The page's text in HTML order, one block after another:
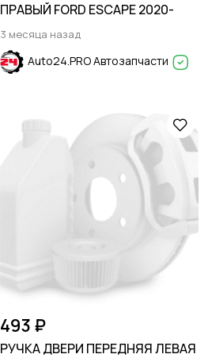
ПРАВЫЙ FORD ESCAPE 2020-
3 месяца назад
Auto24.PRO Автозапчасти
493 ₽
РУЧКА ДВЕРИ ПЕРЕДНЯЯ ЛЕВАЯ